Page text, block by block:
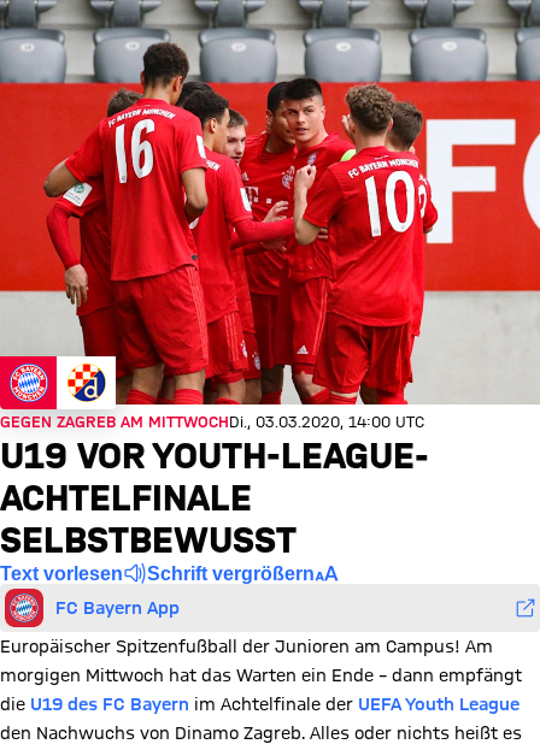
GEGEN ZAGREB AM MITTWOCHDi., 03.03.2020, 14:00 UTC
U19 VOR YOUTH-LEAGUE-
ACHTELFINALE
SELBSTBEWUSST
Text vorlesen Schrift vergrößern
FC Bayern App
Europäischer Spitzenfußball der Junioren am Campus! Am
morgigen Mittwoch hat das Warten ein Ende – dann empfängt
die U19 des FC Bayern im Achtelfinale der UEFA Youth League
den Nachwuchs von Dinamo Zagreb. Alles oder nichts heißt es